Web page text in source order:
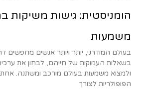
הומניסטית: גישות משיקות
משמעות
בעולם המודרני, יותר ויותר אנשים מחפשים
בשאלות העמוקות של חייהם, לבחון את
ולמצוא משמעות בעולם מורכב ומשתנה.
הפופולריות לצורך